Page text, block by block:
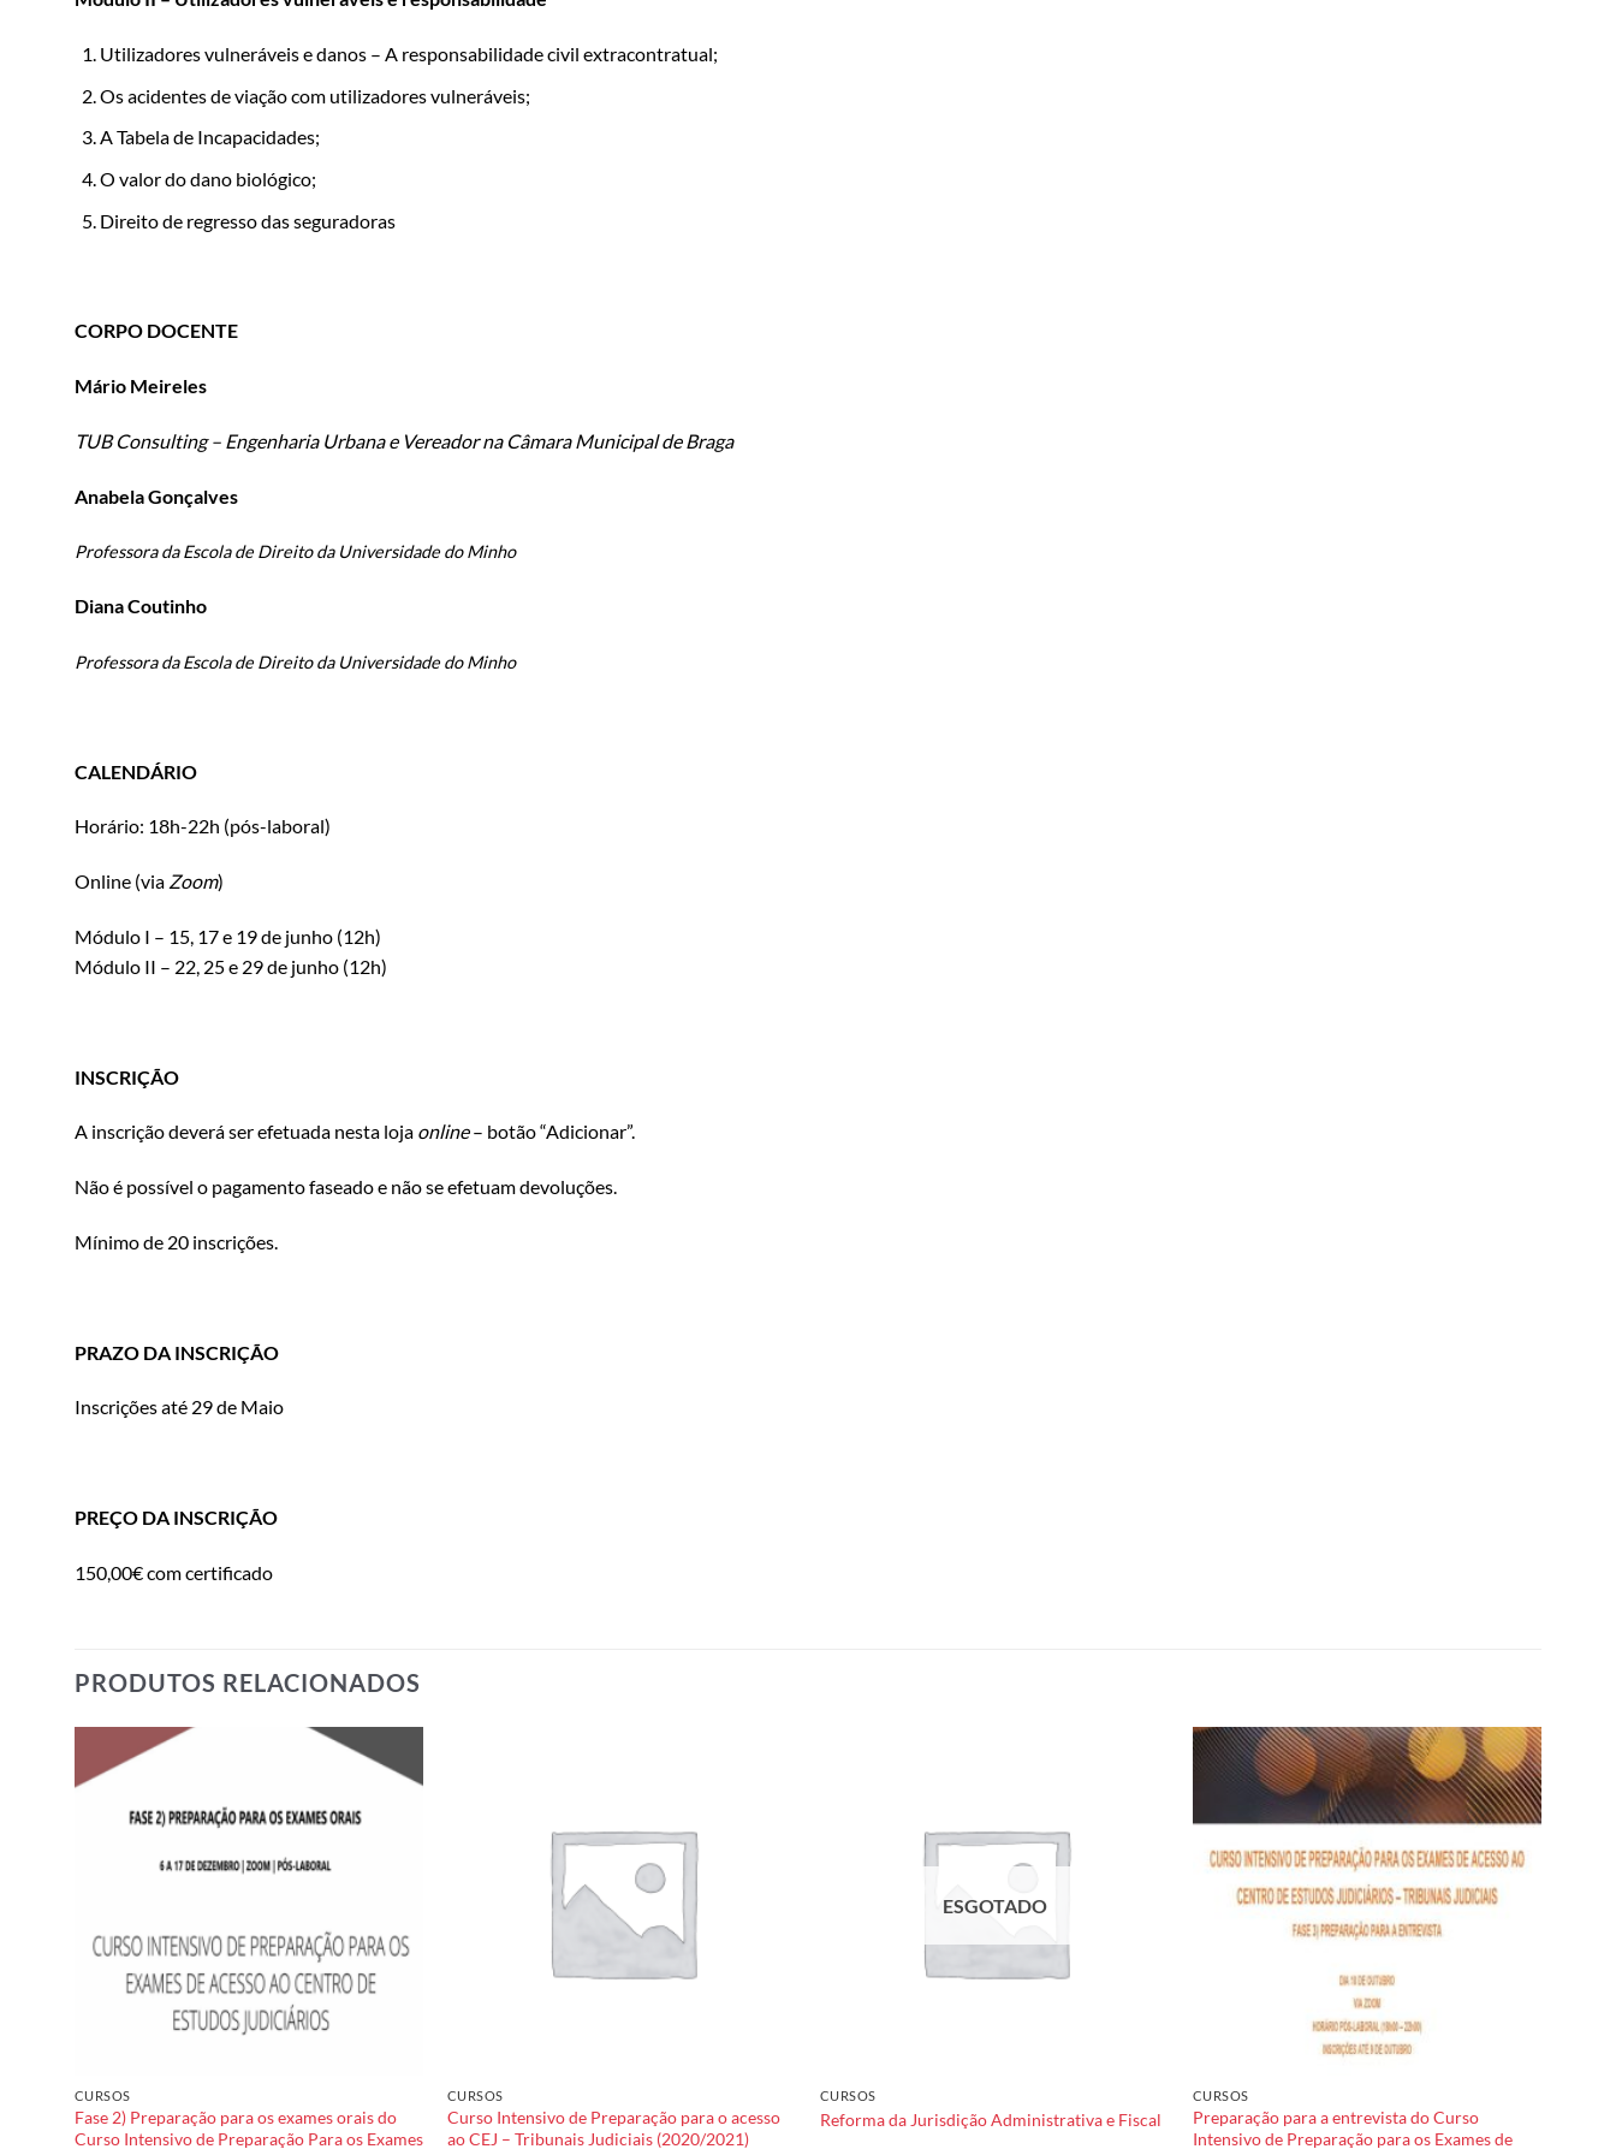
Utilizadores vulneráveis e danos – A responsabilidade civil extracontratual;
Os acidentes de viação com utilizadores vulneráveis;
A Tabela de Incapacidades;
O valor do dano biológico;
Direito de regresso das seguradoras
CORPO DOCENTE
Mário Meireles
TUB Consulting – Engenharia Urbana e Vereador na Câmara Municipal de Braga
Anabela Gonçalves
Professora da Escola de Direito da Universidade do Minho
Diana Coutinho
Professora da Escola de Direito da Universidade do Minho
CALENDÁRIO
Horário: 18h-22h (pós-laboral)
Online (via Zoom)
Módulo I – 15, 17 e 19 de junho (12h)
Módulo II – 22, 25 e 29 de junho (12h)
INSCRIÇÃO
A inscrição deverá ser efetuada nesta loja online– botão “Adicionar”.
Não é possível o pagamento faseado e não se efetuam devoluções.
Mínimo de 20 inscrições.
PRAZO DA INSCRIÇÃO
Inscrições até 29 de Maio
PREÇO DA INSCRIÇÃO
150,00€com certificado
PRODUTOS RELACIONADOS
wishlist
CURSOS
Fase 2) Preparação para os exames orais do
Curso Intensivo de Preparação Para os Exames
CURSOS
Curso Intensivo de Preparação para o acesso
ao CEJ – Tribunais Judiciais (2020/2021)
ESGOTADO
CURSOS
Reforma da Jurisdição Administrativa e Fiscal
Add to
wishlist
CURSOS
Preparação para a entrevista do Curso
Intensivo de Preparação para os Exames de